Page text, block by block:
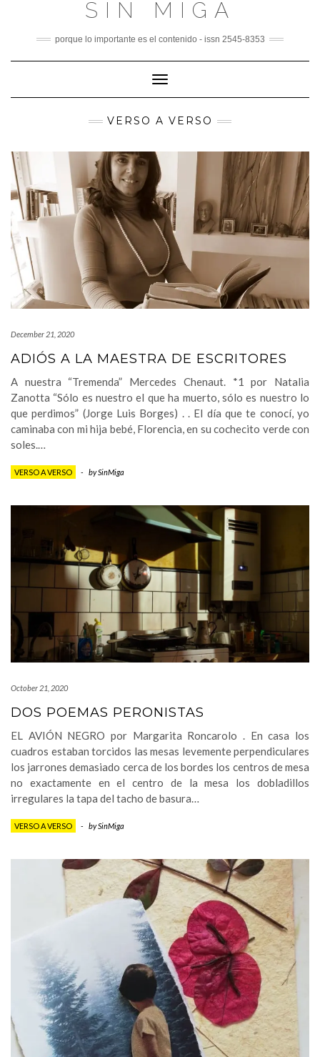
SIN MIGA
porque lo importante es el contenido - issn 2545-8353
Toggle
Navigation
VERSO A VERSO
December 21, 2020
ADIÓS A LA MAESTRA DE ESCRITORES
A nuestra “Tremenda” Mercedes Chenaut. *1 por Natalia
Zanotta “Sólo es nuestro el que ha muerto, sólo es nuestro lo
que perdimos” (Jorge Luis Borges) . . El día que te conocí, yo
caminaba con mi hija bebé, Florencia, en su cochecito verde con
soles.…
VERSO A VERSO - bySinMiga
October 21, 2020
DOS POEMAS PERONISTAS
EL AVIÓN NEGRO por Margarita Roncarolo . En casa los
cuadros estaban torcidos las mesas levemente perpendiculares
los jarrones demasiado cerca de los bordes los centros de mesa
no exactamente en el centro de la mesa los dobladillos
irregulares la tapa del tacho de basura…
VERSO A VERSO - bySinMiga